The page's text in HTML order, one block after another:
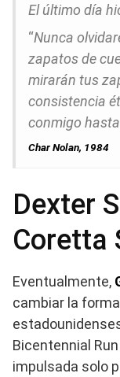
El último día
“Nunca
zapatos de
mirarán tus
consistencia
conmigo
Char Nolan, 1984
Dexter
Coretta
Eventualmente,
cambiar la
Bicentennial
impulsada solo